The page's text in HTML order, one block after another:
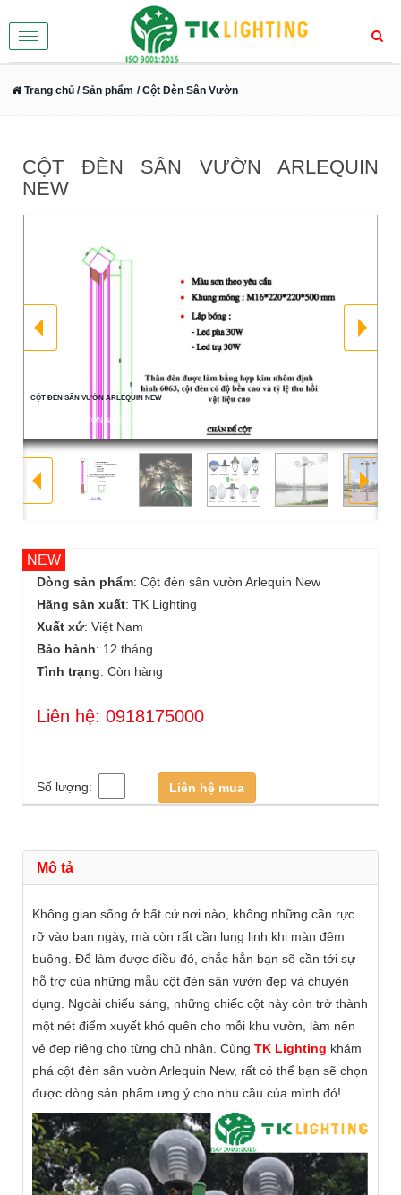
Toggle
navigation
Trang chủ / Sản phẩm / Cột Đèn Sân Vườn
CỘT ĐÈN SÂN VƯỜN ARLEQUIN
NEW
CỘT ĐÈN SÂN VƯỜN ARLEQUIN NEW
CỘT ĐÈN SÂN VƯỜN ARLEQUIN NEW Bản vẽ đèn sv led TODA - H 3 mét
NEW
Dòng sản phẩm: Cột đèn sân vườn Arlequin New
Hãng sản xuất: TK Lighting
Xuất xứ: Việt Nam
Bảo hành: 12 tháng
Tình trạng: Còn hàng
Liên hệ: 0918175000
Số lượng: Liên hệ mua
Mô tả
Không gian sống ở bất cứ nơi nào, không những cần rực
rỡ vào ban ngày, mà còn rất cần lung linh khi màn đêm
buông. Để làm được điều đó, chắc hẳn bạn sẽ cần tới sự
hỗ trợ của những mẫu cột đèn sân vườn đẹp và chuyên
dụng. Ngoài chiếu sáng, những chiếc cột này còn trở thành
một nét điểm xuyết khó quên cho mỗi khu vườn, làm nên
vẻ đẹp riêng cho từng chủ nhân. Cùng TK Lighting khám
phá cột đèn sân vườn Arlequin New, rất có thể bạn sẽ chọn
được dòng sản phẩm ưng ý cho nhu cầu của mình đó!